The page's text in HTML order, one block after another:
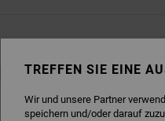
PRODUKTE
TREFFEN SIE EINE
Wir und unsere Partner
speichern und/oder darauf